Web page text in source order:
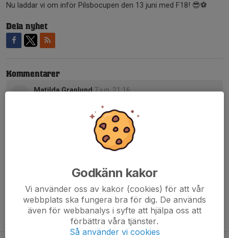
Nu laddar vi om inför Pilsbocupen den 13 juni med F18! 😎⚽
Dela nyhet
Kommentarer
Matilda Granlund7 jun, 21:16
7 jun, 22:47
Tack för fint välkomnade av Astrid! Vilka duktiga spelare
Alex Bengtsson 8 jun, 10:36
Heja er!
Tidigare nyheter
Godkänn kakor
Vi använder oss av kakor (cookies) för att vår
webbplats ska fungera bra för dig. De används
även för webbanalys i syfte att hjälpa oss att
förbättra våra tjänster.
Så använder vi cookies